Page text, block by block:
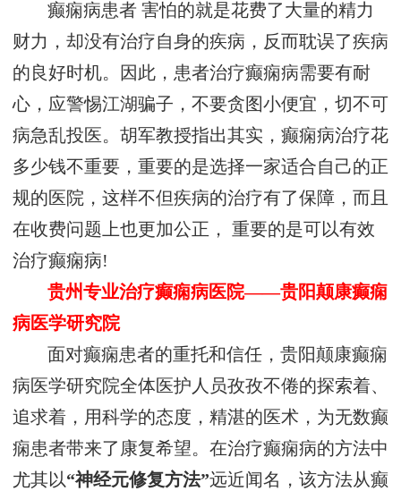
癫痫病患者 害怕的就是花费了大量的精力
财力，却没有治疗自身的疾病，反而耽误了疾病
的良好时机。因此，患者治疗癫痫病需要有耐
心，应警惕江湖骗子，不要贪图小便宜，切不可
病急乱投医。胡军教授指出其实，癫痫病治疗花
多少钱不重要，重要的是选择一家适合自己的正
规的医院，这样不但疾病的治疗有了保障，而且
在收费问题上也更加公正， 重要的是可以有效
治疗癫痫病!
贵州专业治疗癫痫病医院——贵阳颠康癫痫
病医学研究院
面对癫痫患者的重托和信任，贵阳颠康癫痫
病医学研究院全体医护人员孜孜不倦的探索着、
追求着，用科学的态度，精湛的医术，为无数癫
痫患者带来了康复希望。在治疗癫痫病的方法中
尤其以“神经元修复方法”远近闻名，该方法从癫